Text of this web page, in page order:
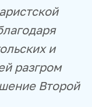
и
разгром
Второй